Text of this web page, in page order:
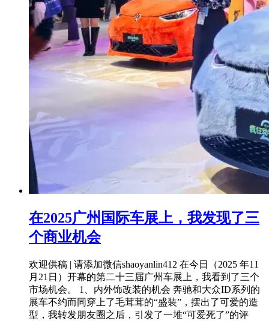
在2025广州国际车展上，我发现了三
个商业机会
欢迎供稿 | 请添加微信shaoyanlin412 在今日（2025 年11
月21日）开幕的第二十三届广州车展上，我看到了三个
市场机会。 1、内外饰改装的机会 奔驰和大众ID系列的
展车不约而同穿上了毛茸茸的“盛装”，摆出了可爱的造
型，我转发朋友圈之后，引发了一堆“可爱死了”的评